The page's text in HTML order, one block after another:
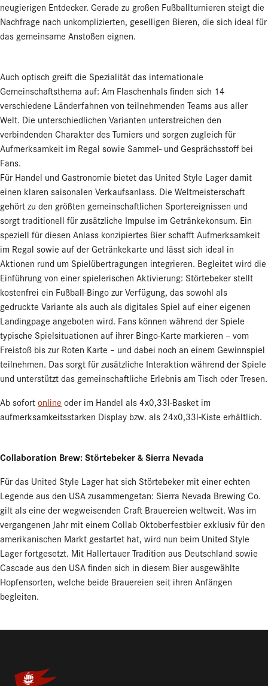
neugierigen Entdecker. Gerade zu großen Fußballturnieren steigt die
Nachfrage nach unkomplizierten, geselligen Bieren, die sich ideal für
das gemeinsame Anstoßen eignen.
Auch optisch greift die Spezialität das internationale
Gemeinschaftsthema auf: Am Flaschenhals finden sich 14
verschiedene Länderfahnen von teilnehmenden Teams aus aller
Welt. Die unterschiedlichen Varianten unterstreichen den
verbindenden Charakter des Turniers und sorgen zugleich für
Aufmerksamkeit im Regal sowie Sammel- und Gesprächsstoff bei
Fans.
Für Handel und Gastronomie bietet das United Style Lager damit
einen klaren saisonalen Verkaufsanlass. Die Weltmeisterschaft
gehört zu den größten gemeinschaftlichen Sportereignissen und
sorgt traditionell für zusätzliche Impulse im Getränkekonsum. Ein
speziell für diesen Anlass konzipiertes Bier schafft Aufmerksamkeit
im Regal sowie auf der Getränkekarte und lässt sich ideal in
Aktionen rund um Spielübertragungen integrieren. Begleitet wird die
Einführung von einer spielerischen Aktivierung: Störtebeker stellt
kostenfrei ein Fußball-Bingo zur Verfügung, das sowohl als
gedruckte Variante als auch als digitales Spiel auf einer eigenen
Landingpage angeboten wird. Fans können während der Spiele
typische Spielsituationen auf ihrer Bingo-Karte markieren – vom
Freistoß bis zur Roten Karte – und dabei noch an einem Gewinnspiel
teilnehmen. Das sorgt für zusätzliche Interaktion während der Spiele
und unterstützt das gemeinschaftliche Erlebnis am Tisch oder Tresen.
Ab sofortonline oder im Handel als 4x0,33l-Basket im
aufmerksamkeitsstarken Display bzw. als 24x0,33l-Kiste erhältlich.
Collaboration Brew: Störtebeker & Sierra Nevada
Für das United Style Lager hat sich Störtebeker mit einer echten
Legende aus den USA zusammengetan: Sierra Nevada Brewing Co.
gilt als eine der wegweisenden Craft Brauereien weltweit. Was im
vergangenen Jahr mit einem Collab Oktoberfestbier exklusiv für den
amerikanischen Markt gestartet hat, wird nun beim United Style
Lager fortgesetzt. Mit Hallertauer Tradition aus Deutschland sowie
Cascade aus den USA finden sich in diesem Bier ausgewählte
Hopfensorten, welche beide Brauereien seit ihren Anfängen
begleiten.